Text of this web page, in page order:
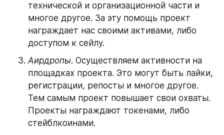
технической и организационной части и
многое другое. За эту помощь проект
награждает нас своими активами, либо
доступом к сейлу.
Аирдропы. Осуществляем активности на
площадках проекта. Это могут быть лайки,
регистрации, репосты и многое другое.
Тем самым проект повышает свои охваты.
Проекты награждают токенами, либо
стейблкоинами.